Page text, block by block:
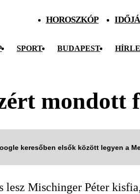
HOROSZKÓP
SPORT BUDAPEST
mondott
keresőben elsők között legyen a
lesz Mischinger Péter